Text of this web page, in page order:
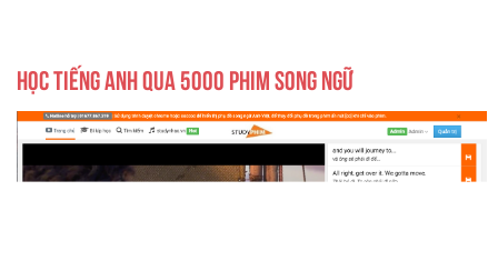
HỌC TIẾNG ANH QUA 5000 PHIM SONG NGỮ